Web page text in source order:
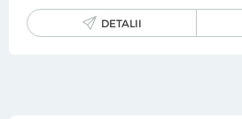
DETALII